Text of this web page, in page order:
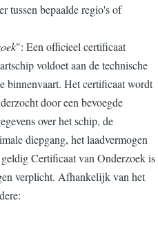
tussen bepaalde regio's of
": Een officieel certificaat
voldoet aan de technische
binnenvaart. Het certificaat wordt
door een bevoegde
over het schip, de
diepgang, het laadvermogen
Certificaat van Onderzoek is
verplicht. Afhankelijk van het